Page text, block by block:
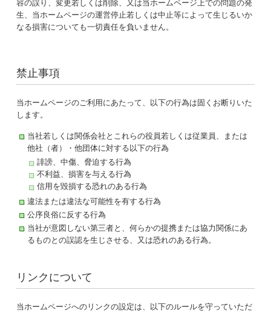
容の誤り、変更若しくは削除、又は当ホームページ上での問題の発
生、当ホームページの運営停止若しくは中止等によって生じるいか
なる損害についても一切責任を負いません。
禁止事項
当ホームページのご利用にあたって、以下の行為は固くお断りいた
します。
当社若しくは関係会社とこれらの役員若しくは従業員、または
他社（者）・他団体に対する以下の行為
誹謗、中傷、脅迫する行為
不利益、損害を与える行為
信用を毀損する恐れのある行為
違法または違法な可能性を有する行為
公序良俗に反する行為
当社が意図しない第三者と、何らかの提携または協力関係にあ
るものとの誤認を生じさせる、又は恐れのある行為。
リンクについて
当ホームページへのリンクの設定は、以下のルールを守っていただ